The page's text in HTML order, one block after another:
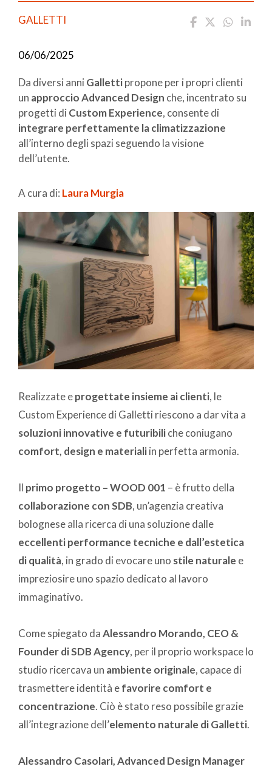
GALLETTI
06/06/2025
Da diversi anni Gallettipropone per i propri clienti
un approccio Advanced Design che, incentrato su
progetti di Custom Experience, consente di
integrare perfettamente la climatizzazione
all’interno degli spazi seguendo la visione
dell’utente.
A cura di: Laura Murgia
Realizzate eprogettate insieme ai clienti, le
Custom Experience di Galletti riescono a dar vita a
soluzioni innovative e futuribiliche coniugano
comfort, design e materialiin perfetta armonia.
Il primo progetto – WOOD 001 – è frutto della
collaborazione con SDB, un’agenzia creativa
bolognese alla ricerca di una soluzione dalle
eccellenti performance tecniche e dall’estetica
di qualità, in grado di evocare uno stile naturale e
impreziosire uno spazio dedicato al lavoro
immaginativo.
Come spiegato daAlessandro Morando, CEO &
Founder di SDB Agency, per il proprio workspace lo
studio ricercava un ambiente originale, capace di
trasmettere identità efavorire comfort e
concentrazione. Ciò è stato reso possibile grazie
all’integrazione dell’elemento naturale di Galletti.
Alessandro Casolari, Advanced Design Manager